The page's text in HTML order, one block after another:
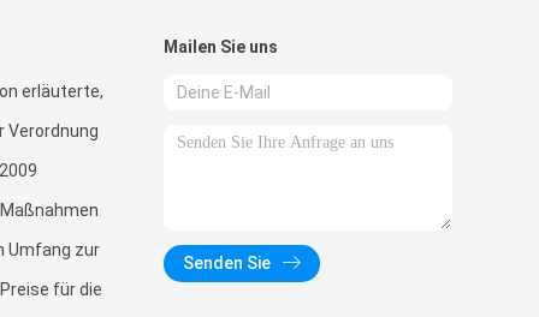
erläuterte,
Verordnung
Umfang zur
für die
Mailen Sie uns
Senden Sie